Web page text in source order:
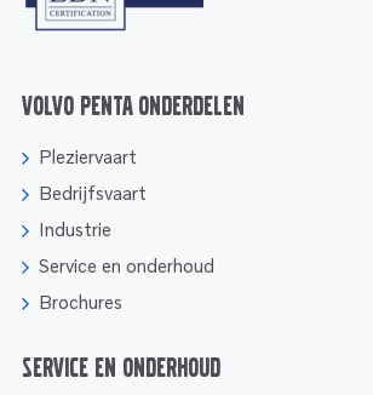
Volvo Penta onderdelen
Pleziervaart
Bedrijfsvaart
Industrie
Service en onderhoud
Brochures
Service en onderhoud